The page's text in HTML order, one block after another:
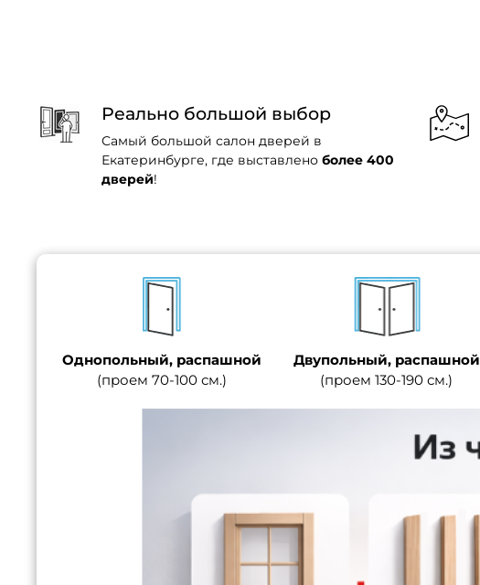
Реально большой выбор
Самый большой салон дверей в
Екатеринбурге, где выставлено более 400
дверей!
Однопольный, распашной
(проем 70-100 см.)
Двупольный, распашной
(проем 130-190 см.)